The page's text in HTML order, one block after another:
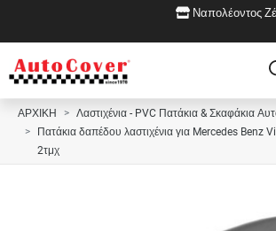
Ναπολέοντος
ΑΡΧΙΚΗ
Λαστιχένια - PVC Πατάκια & Σκαφάκια
Πατάκια δαπέδου λαστιχένια για Mercedes Benz
2τμχ